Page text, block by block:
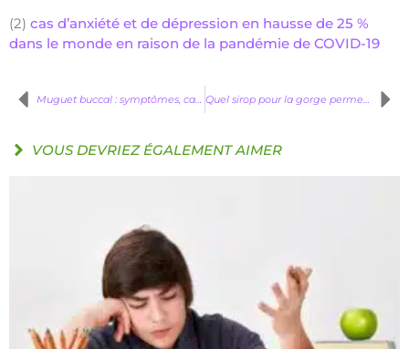
(2) cas d’anxiété et de dépression en hausse de 25 %
dans le monde en raison de la pandémie de COVID-19
Quel sirop pour la gorge permet de soulager l’irritation ?
VOUS DEVRIEZ ÉGALEMENT AIMER